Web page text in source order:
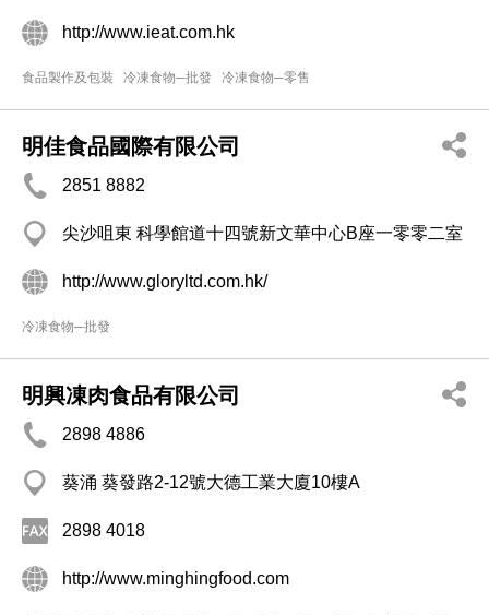
http://www.ieat.com.hk
食品製作及包裝 冷凍食物─批發 冷凍食物─零售
明佳食品國際有限公司
2851 8882
尖沙咀東 科學館道十四號新文華中心B座一零零二室
http://www.gloryltd.com.hk/
冷凍食物─批發
明興凍肉食品有限公司
2898 4886
葵涌 葵發路2-12號大德工業大廈10樓A
2898 4018
http://www.minghingfood.com